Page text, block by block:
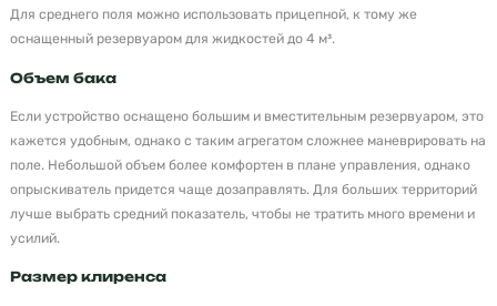
Для среднего поля можно использовать прицепной, к тому же
оснащенный резервуаром для жидкостей до 4 м³.
Объем бака
Если устройство оснащено большим и вместительным резервуаром, это
кажется удобным, однако с таким агрегатом сложнее маневрировать на
поле. Небольшой объем более комфортен в плане управления, однако
опрыскиватель придется чаще дозаправлять. Для больших территорий
лучше выбрать средний показатель, чтобы не тратить много времени и
усилий.
Размер клиренса